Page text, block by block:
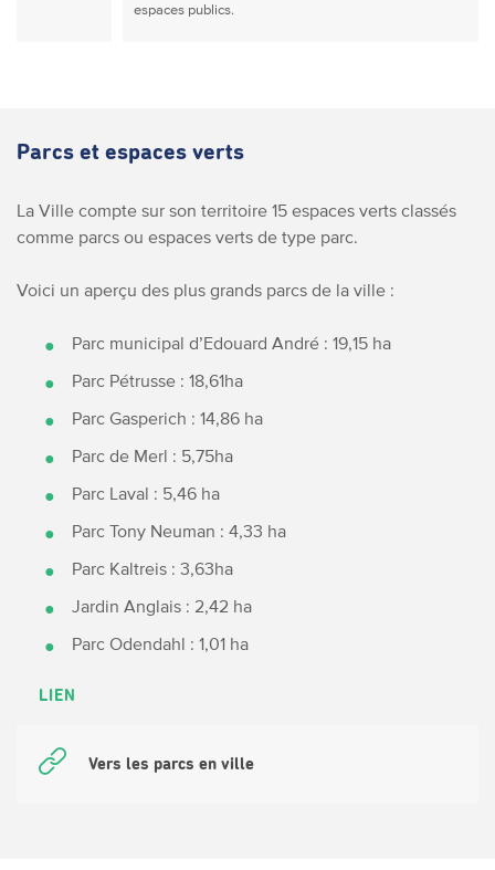
espaces publics.
Parcs et espaces verts
La Ville compte sur son territoire 15 espaces verts classés
comme parcs ou espaces verts de type parc.
Voici un aperçu des plus grands parcs de la ville :
Parc municipal d’Edouard André : 19,15 ha
Parc Pétrusse : 18,61ha
Parc Gasperich : 14,86 ha
Parc de Merl : 5,75ha
Parc Laval : 5,46 ha
Parc Tony Neuman : 4,33 ha
Parc Kaltreis : 3,63ha
Jardin Anglais : 2,42 ha
Parc Odendahl : 1,01 ha
LIEN
Vers les parcs en ville